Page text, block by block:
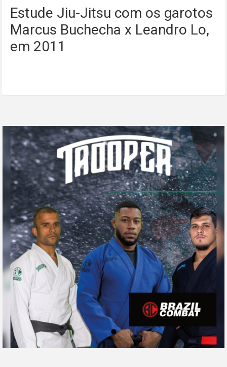
Estude Jiu-Jitsu com os garotos
Marcus Buchecha x Leandro Lo,
em 2011